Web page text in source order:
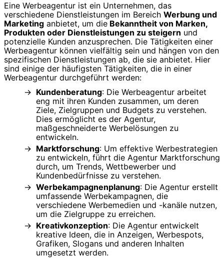
Eine Werbeagentur ist ein Unternehmen, das
verschiedene Dienstleistungen im Bereich Werbung und
Marketing anbietet, um die Bekanntheit von Marken,
Produkten oder Dienstleistungen zu steigern und
potenzielle Kunden anzusprechen. Die Tätigkeiten einer
Werbeagentur können vielfältig sein und hängen von den
spezifischen Dienstleistungen ab, die sie anbietet. Hier
sind einige der häufigsten Tätigkeiten, die in einer
Werbeagentur durchgeführt werden:
Kundenberatung: Die Werbeagentur arbeitet
eng mit ihren Kunden zusammen, um deren
Ziele, Zielgruppen und Budgets zu verstehen.
Dies ermöglicht es der Agentur,
maßgeschneiderte Werbelösungen zu
entwickeln.
Marktforschung: Um effektive Werbestrategien
zu entwickeln, führt die Agentur Marktforschung
durch, um Trends, Wettbewerber und
Kundenbedürfnisse zu verstehen.
Werbekampagnenplanung: Die Agentur erstellt
umfassende Werbekampagnen, die
verschiedene Werbemedien und -kanäle nutzen,
um die Zielgruppe zu erreichen.
Kreativkonzeption: Die Agentur entwickelt
kreative Ideen, die in Anzeigen, Werbespots,
Grafiken, Slogans und anderen Inhalten
umgesetzt werden.